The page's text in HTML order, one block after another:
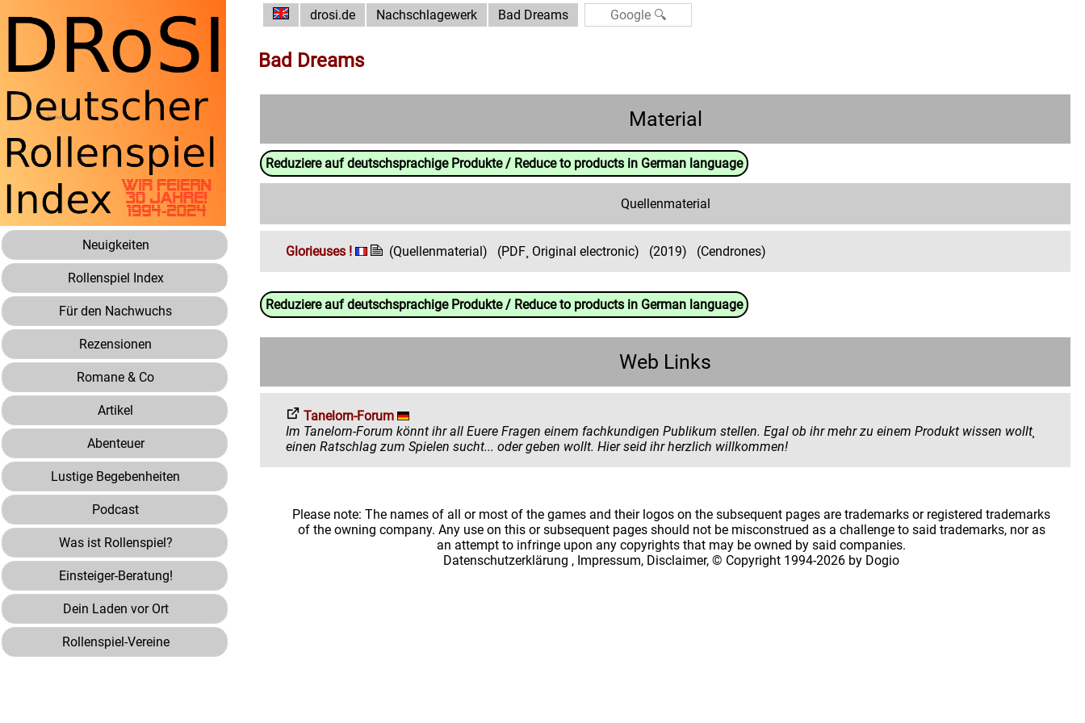
Neuigkeiten
Rollenspiel Index
Für den Nachwuchs
Rezensionen
Romane & Co
Artikel
Abenteuer
Lustige Begebenheiten
Podcast
Was ist Rollenspiel?
Einsteiger-Beratung!
Dein Laden vor Ort
Rollenspiel-Vereine
drosi.de Nachschlagewerk Bad Dreams
Bad Dreams
Material
Reduziere auf deutschsprachige Produkte / Reduce to products in German language
Quellenmaterial
Glorieuses ! (Quellenmaterial) (PDF¸ Original electronic) (2019) (Cendrones)
Reduziere auf deutschsprachige Produkte / Reduce to products in German language
Web Links
Tanelorn-Forum
Im Tanelorn-Forum könnt ihr all Euere Fragen einem fachkundigen Publikum stellen. Egal ob ihr mehr zu einem Produkt wissen wollt¸
einen Ratschlag zum Spielen sucht... oder geben wollt. Hier seid ihr herzlich willkommen!
Please note: The names of all or most of the games and their logos on the subsequent pages are trademarks or registered trademarks
of the owning company. Any use on this or subsequent pages should not be misconstrued as a challenge to said trademarks, nor as
an attempt to infringe upon any copyrights that may be owned by said companies.
Datenschutzerklärung , Impressum, Disclaimer, © Copyright 1994-2026 by Dogio